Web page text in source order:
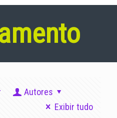
Autores
Exibir tudo